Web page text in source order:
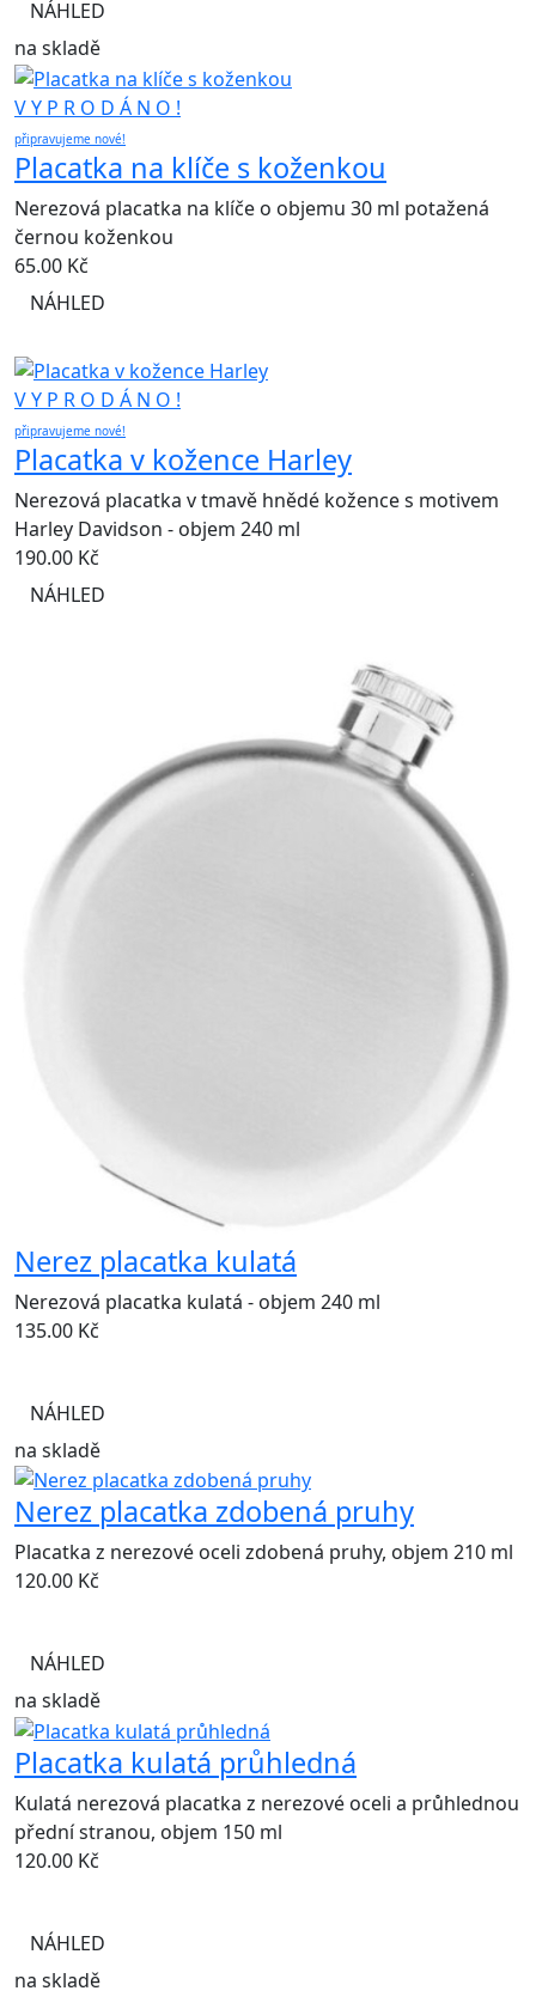
NÁHLED
na skladě
V Y P R O D Á N O !
připravujeme nové!
Placatka na klíče s koženkou
Nerezová placatka na klíče o objemu 30 ml potažená
černou koženkou
65.00 Kč
NÁHLED
V Y P R O D Á N O !
připravujeme nové!
Placatka v kožence Harley
Nerezová placatka v tmavě hnědé kožence s motivem
Harley Davidson - objem 240 ml
190.00 Kč
NÁHLED
Nerez placatka kulatá
Nerezová placatka kulatá - objem 240 ml
135.00 Kč
NÁHLED
na skladě
Nerez placatka zdobená pruhy
Placatka z nerezové oceli zdobená pruhy, objem 210 ml
120.00 Kč
NÁHLED
na skladě
Placatka kulatá průhledná
Kulatá nerezová placatka z nerezové oceli a průhlednou
přední stranou, objem 150 ml
120.00 Kč
NÁHLED
na skladě